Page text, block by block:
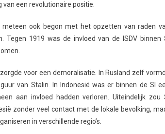
een revolutionaire positie.
meteen ook begon met het opzetten van raden
1919 was de invloed van de ISDV binnen
voor een demoralisatie. In Rusland zelf
van Stalin. In Indonesië was er binnen de SI
aan invloed hadden verloren. Uiteindelijk zou
zonder veel contact met de lokale bevolking,
in verschillende regio’s.